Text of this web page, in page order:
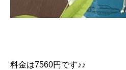
料金は7560円です♪♪